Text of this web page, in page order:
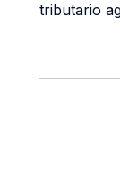
tributario